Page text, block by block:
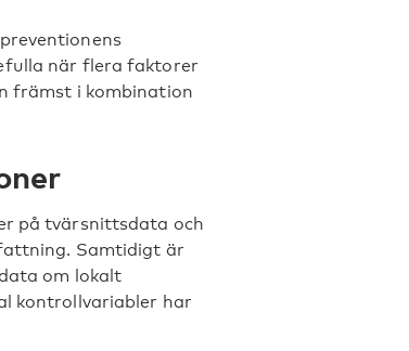
när flera faktorer
främst i kombination
på tvärsnittsdata och
Samtidigt är
om lokalt
kontrollvariabler har